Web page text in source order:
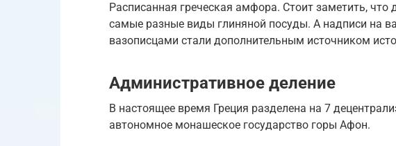
Расписанная греческая амфора. Стоит заметить, что
самые разные виды глиняной посуды. А надписи на
вазописцами стали дополнительным источником
Административное деление
В настоящее время Греция разделена на 7
автономное монашеское государство горы Афон.